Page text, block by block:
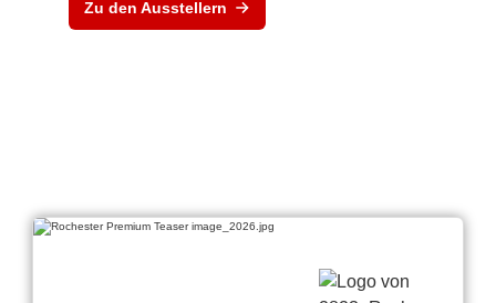
Zu den Ausstellern